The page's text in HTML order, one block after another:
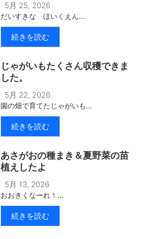
5月 25, 2026
だいすきな ほいくえん...
続きを読む
じゃがいもたくさん収穫できま
した。
5月 22, 2026
園の畑で育てたじゃがいも...
続きを読む
あさがおの種まき＆夏野菜の苗
植えしたよ
5月 13, 2026
おおきくなーれ！...
続きを読む